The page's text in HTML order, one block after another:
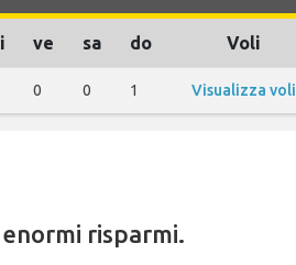
ve sa do Voli
0 0 1 Visualizza voli
risparmi.